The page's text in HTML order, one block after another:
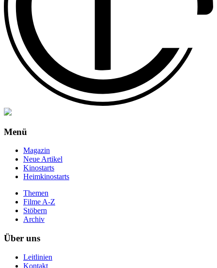
Menü
Magazin
Neue Artikel
Kinostarts
Heimkinostarts
Themen
Filme A-Z
Stöbern
Archiv
Über uns
Leitlinien
Kontakt